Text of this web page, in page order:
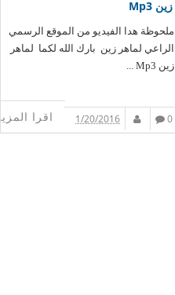
زين Mp3
ملحوظة هدا الفيديو من الموقع الرسمي
الراعي لماهر زين بارك الله لكما لماهر
زين Mp3 ...
اقرا المزيد 0
1/20/2016